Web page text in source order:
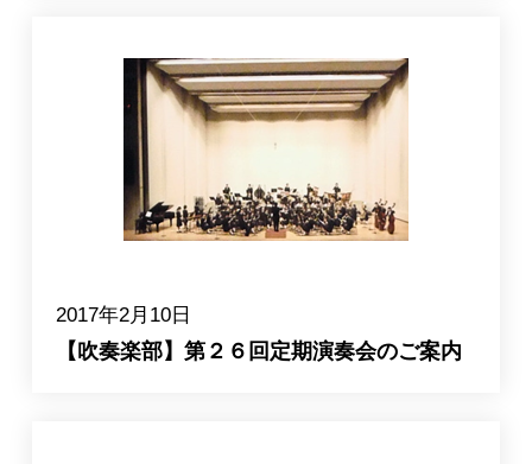
2017年2月10日
【吹奏楽部】第２６回定期演奏会のご案内